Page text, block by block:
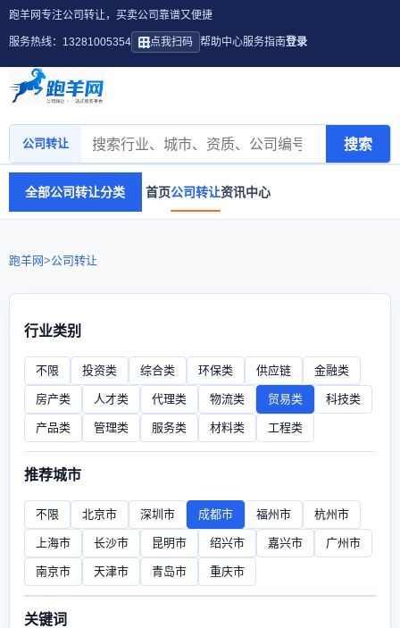
跑羊网专注公司转让，买卖公司靠谱又便捷
服务热线：13281005354 点我扫码 帮助中心服务指南登录
公司转让 搜索
全部公司转让分类 首页公司转让资讯中心
跑羊网>公司转让
行业类别
不限 投资类 综合类 环保类 供应链 金融类
房产类 人才类 代理类 物流类 贸易类 科技类
产品类 管理类 服务类 材料类 工程类
推荐城市
不限 北京市 深圳市 成都市 福州市 杭州市
上海市 长沙市 昆明市 绍兴市 嘉兴市 广州市
南京市 天津市 青岛市 重庆市
关键词